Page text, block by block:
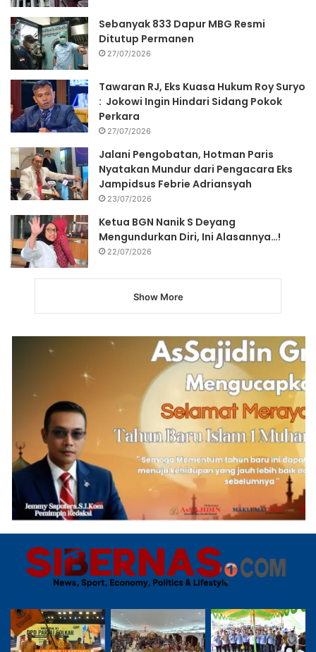
Sebanyak 833 Dapur MBG Resmi
Ditutup Permanen
27/07/2026
Tawaran RJ, Eks Kuasa Hukum Roy Suryo
: Jokowi Ingin Hindari Sidang Pokok
Perkara
27/07/2026
Jalani Pengobatan, Hotman Paris
Nyatakan Mundur dari Pengacara Eks
Jampidsus Febrie Adriansyah
23/07/2026
Ketua BGN Nanik S Deyang
Mengundurkan Diri, Ini Alasannya…!
22/07/2026
Show More